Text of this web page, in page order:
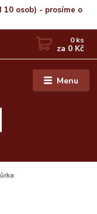
10 osob) - prosíme o
Menu
0ks
za 0 Kč